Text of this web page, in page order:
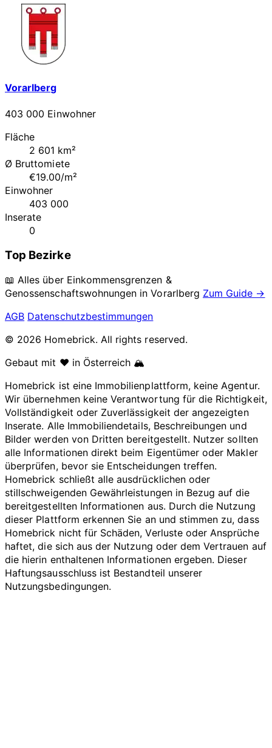
Vorarlberg
403 000 Einwohner
Fläche
2 601 km²
Ø Bruttomiete
€19.00/m²
Einwohner
403 000
Inserate
0
Top Bezirke
📖 Alles über Einkommensgrenzen &
Genossenschaftswohnungen inVorarlberg Zum Guide →
AGB Datenschutzbestimmungen
© 2026 Homebrick. All rights reserved.
Gebaut mit ❤️ in Österreich 🏔️
Homebrick ist eine Immobilienplattform, keine Agentur.
Wir übernehmen keine Verantwortung für die Richtigkeit,
Vollständigkeit oder Zuverlässigkeit der angezeigten
Inserate. Alle Immobiliendetails, Beschreibungen und
Bilder werden von Dritten bereitgestellt. Nutzer sollten
alle Informationen direkt beim Eigentümer oder Makler
überprüfen, bevor sie Entscheidungen treffen.
Homebrick schließt alle ausdrücklichen oder
stillschweigenden Gewährleistungen in Bezug auf die
bereitgestellten Informationen aus. Durch die Nutzung
dieser Plattform erkennen Sie an und stimmen zu, dass
Homebrick nicht für Schäden, Verluste oder Ansprüche
haftet, die sich aus der Nutzung oder dem Vertrauen auf
die hierin enthaltenen Informationen ergeben. Dieser
Haftungsausschluss ist Bestandteil unserer
Nutzungsbedingungen.